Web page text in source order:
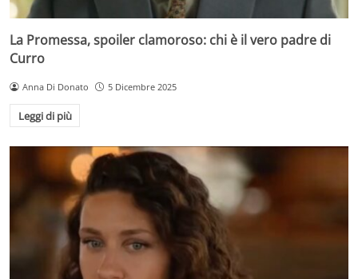
La Promessa, spoiler clamoroso: chi è il vero padre di
Curro
Anna Di Donato 5 Dicembre 2025
Leggi di più